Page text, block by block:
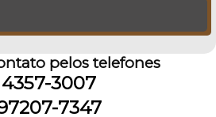
pelos telefones
4357-3007
7347